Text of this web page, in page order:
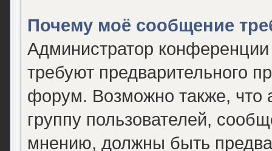
Почему моё сообщение
Администратор
требуют предварительного
форум. Возможно также, что
группу пользователей,
мнению, должны быть